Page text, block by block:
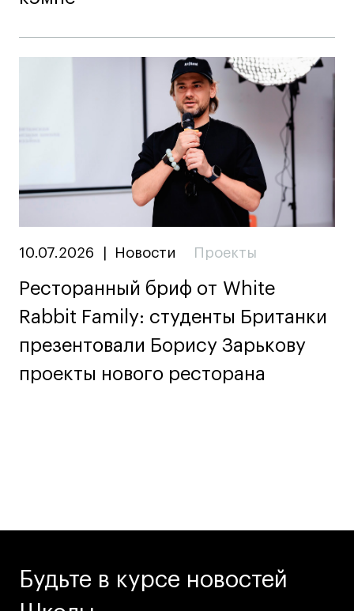
10.07.2026 Новости Проекты
Ресторанный бриф от White
Rabbit Family: студенты Британки
презентовали Борису Зарькову
проекты нового ресторана
Будьте в курсе новостей